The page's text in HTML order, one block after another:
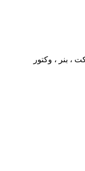
، بنر ، وکتور